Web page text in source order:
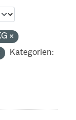
Kategorien: